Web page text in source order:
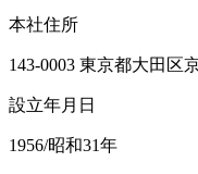
本社住所
143-0003 東京都大田区
設立年月日
1956/昭和31年